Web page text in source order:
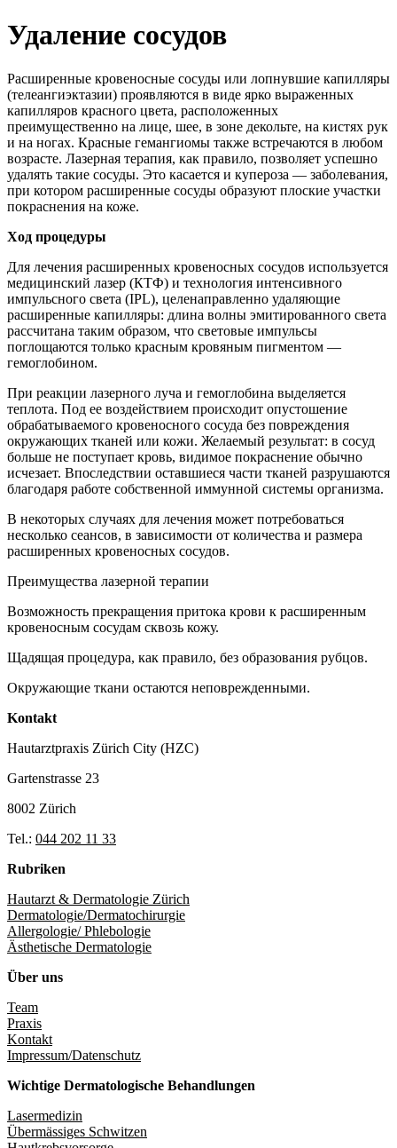
Удаление сосудов
Расширенные кровеносные сосуды или лопнувшие капилляры
(телеангиэктазии) проявляются в виде ярко выраженных
капилляров красного цвета, расположенных
преимущественно на лице, шее, в зоне декольте, на кистях рук
и на ногах. Красные гемангиомы также встречаются в любом
возрасте. Лазерная терапия, как правило, позволяет успешно
удалять такие сосуды. Это касается и купероза — заболевания,
при котором расширенные сосуды образуют плоские участки
покраснения на коже.
Ход процедуры
Для лечения расширенных кровеносных сосудов используется
медицинский лазер (КТФ) и технология интенсивного
импульсного света (IPL), целенаправленно удаляющие
расширенные капилляры: длина волны эмитированного света
рассчитана таким образом, что световые импульсы
поглощаются только красным кровяным пигментом —
гемоглобином.
При реакции лазерного луча и гемоглобина выделяется
теплота. Под ее воздействием происходит опустошение
обрабатываемого кровеносного сосуда без повреждения
окружающих тканей или кожи. Желаемый результат: в сосуд
больше не поступает кровь, видимое покраснение обычно
исчезает. Впоследствии оставшиеся части тканей разрушаются
благодаря работе собственной иммунной системы организма.
В некоторых случаях для лечения может потребоваться
несколько сеансов, в зависимости от количества и размера
расширенных кровеносных сосудов.
Преимущества лазерной терапии
Возможность прекращения притока крови к расширенным
кровеносным сосудам сквозь кожу.
Щадящая процедура, как правило, без образования рубцов.
Окружающие ткани остаются неповрежденными.
Kontakt
Hautarztpraxis Zürich City (HZC)
Gartenstrasse 23
8002 Zürich
Tel.: 044 202 11 33
Rubriken
Hautarzt & Dermatologie Zürich
Dermatologie/Dermatochirurgie
Allergologie/ Phlebologie
Ästhetische Dermatologie
Über uns
Team
Praxis
Kontakt
Impressum/Datenschutz
Wichtige Dermatologische Behandlungen
Lasermedizin
Übermässiges Schwitzen